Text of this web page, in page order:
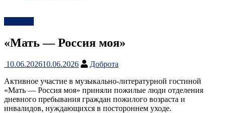
«Мать — Россия моя»
10.06.202610.06.2026
Доброта
Активное участие в музыкально-литературной гостиной
«Мать — Россия моя» приняли пожилые люди отделения
дневного пребывания граждан пожилого возраста и
инвалидов, нуждающихся в постороннем уходе.